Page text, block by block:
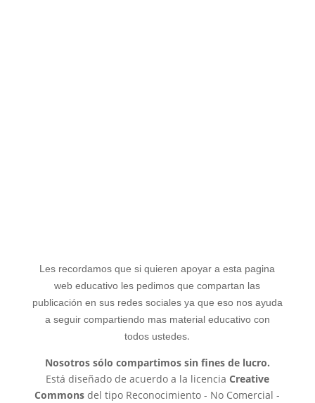
Les recordamos que si quieren apoyar a esta pagina
web educativo les pedimos que compartan las
publicación en sus redes sociales ya que eso nos ayuda
a seguir compartiendo mas material educativo con
todos ustedes.
Nosotros sólo compartimos sin fines de lucro.
Está diseñado de acuerdo a la licencia Creative
Commons del tipo Reconocimiento - No Comercial -